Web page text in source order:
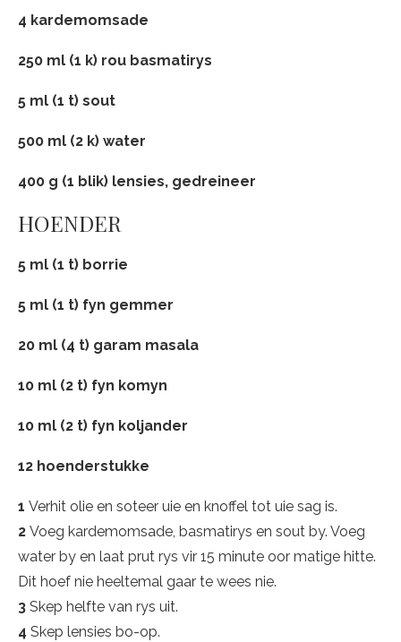
4 kardemomsade
250 ml (1 k) rou basmatirys
5 ml (1 t) sout
500 ml (2 k) water
400 g (1 blik) lensies, gedreineer
HOENDER
5 ml (1 t) borrie
5 ml (1 t) fyn gemmer
20 ml (4 t) garam masala
10 ml (2 t) fyn komyn
10 ml (2 t) fyn koljander
12 hoenderstukke
1 Verhit olie en soteer uie en knoffel tot uie sag is.
2 Voeg kardemomsade, basmatirys en sout by. Voeg
water by en laat prut rys vir 15 minute oor matige hitte.
Dit hoef nie heeltemal gaar te wees nie.
3 Skep helfte van rys uit.
4 Skep lensies bo-op.